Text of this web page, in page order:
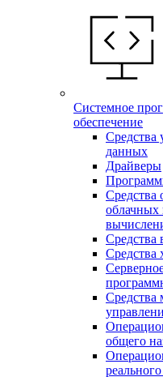
Системное
обеспечение
Средства
данных
Драйверы
Средства
облачных
Средства
Средства
Средства
общего